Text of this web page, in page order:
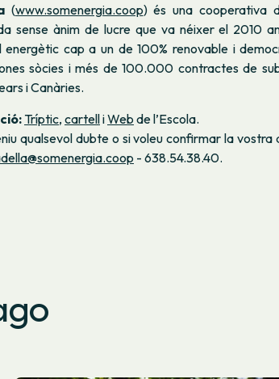
(www.somenergia.coop) és una cooperativa
sense ànim de lucre que va néixer el 2010
energètic cap a un de 100% renovable i
sòcies i més de 100.000 contractes de
i Canàries.
Tríptic, cartelliWeb de l’Escola.
qualsevol dubte o si voleu confirmar la vostra
- 638.54.38.40.